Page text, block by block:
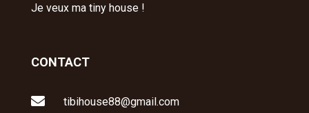
Je veux ma tiny house !
CONTACT
 tibihouse88@gmail.com